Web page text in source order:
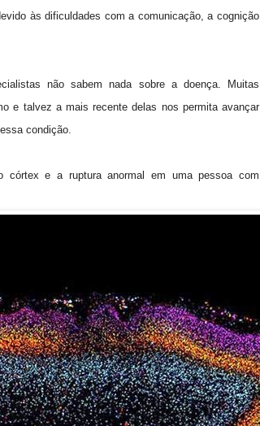
às dificuldades com a comunicação, a cognição
não sabem nada sobre a doença. Muitas
e talvez a mais recente delas nos permita avançar
condição.
córtex e a ruptura anormal em uma pessoa com